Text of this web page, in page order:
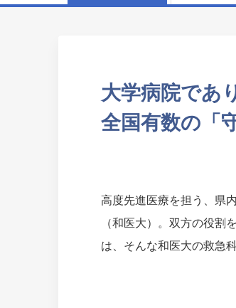
大学病院であ
全国有数の「
高度先進医療を担う、県
（和医大）。双方の役割
は、そんな和医大の救急